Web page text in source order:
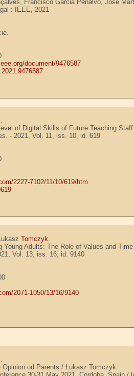
Francisco Garcia Peňalvo, José
: IEEE, 2021
document/9476587
.
of Digital Skills of Future Teaching
- 2021, Vol. 11, iss. 10, id. 619
2227-7102/11/10/619/htm
Tomczyk.
Young Adults: The Role of Values and
Vol. 13, iss. 16, id. 9140
2071-1050/13/16/9140
.
Opinion od Parents / Łukasz Tomczyk